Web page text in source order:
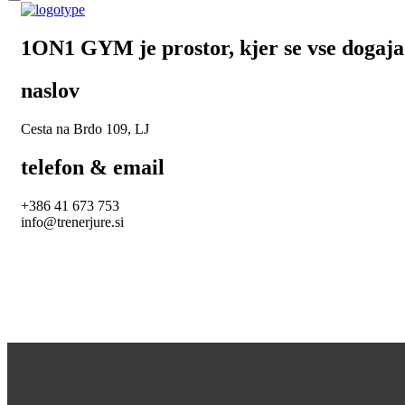
1ON1 GYM je prostor, kjer se vse
naslov
Cesta na Brdo 109, LJ
telefon & email
+386 41 673 753
info@trenerjure.si